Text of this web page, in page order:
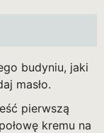
budyniu, jaki
masło.
pierwszą
kremu na